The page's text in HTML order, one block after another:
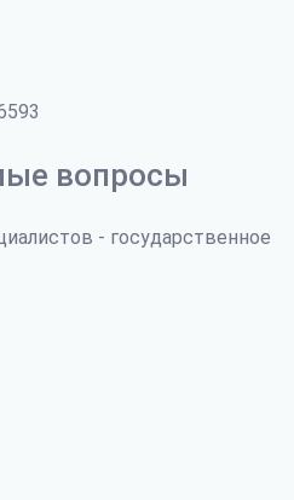
вопросы
- государственное